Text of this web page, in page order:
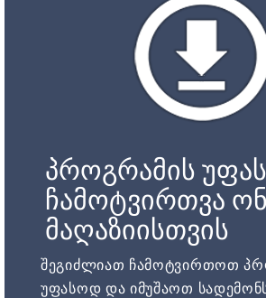
პროგრამის
ჩამოტვირთვა
მაღაზიისთვის
შეგიძლიათ ჩამოტვირთოთ
უფასოდ და იმუშაოთ